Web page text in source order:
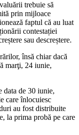
trebuie să
prin mijloace
faptul că au luat
contestației
sau descreștere.
însă chiar dacă
marţi, 24 iunie,
data de 30 iunie,
care înlocuiesc
au fost distribuite
la prima probă pe care